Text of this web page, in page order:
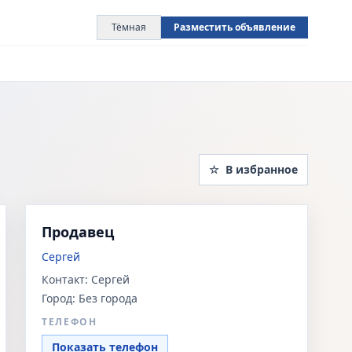
Тёмная Разместить объявление
☆ В избранное
Продавец
Сергей
Контакт: Сергей
Город: Без города
ТЕЛЕФОН
Показать телефон